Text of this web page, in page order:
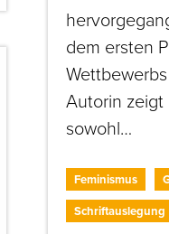
dem ersten
Autorin zeigt
sowohl…
Feminismus
Schriftauslegung